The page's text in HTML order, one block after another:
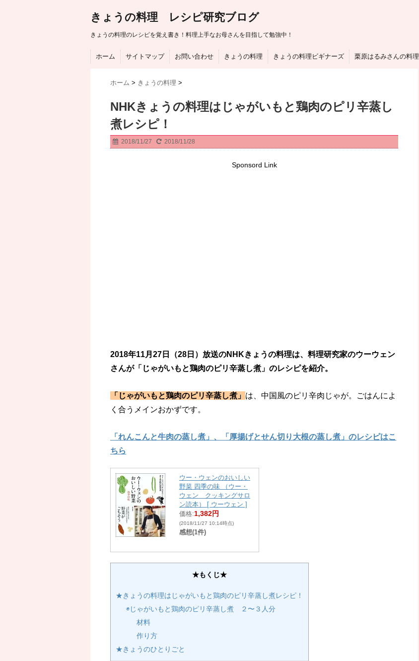
きょうの料理 レシピ研究ブログ
きょうの料理のレシピを覚え書き！料理上手なお母さんを目指して勉強中！
ホーム サイトマップ お問い合わせ きょうの料理 きょうの料理ビギナーズ 栗原はるみさんの料理
ホーム > きょうの料理 >
NHKきょうの料理はじゃがいもと鶏肉のピリ辛蒸し
煮レシピ！
2018/11/27 2018/11/28
Sponsord Link
2018年11月27日（28日）放送のNHKきょうの料理は、料理研究家のウーウェン
さんが「じゃがいもと鶏肉のピリ辛蒸し煮」のレシピを紹介。
「じゃがいもと鶏肉のピリ辛蒸し煮」 は、中国風のピリ辛肉じゃが。ごはんによ
く合うメインおかずです。
「れんこんと牛肉の蒸し煮」、「厚揚げとせん切り大根の蒸し煮」のレシピはこ
ちら
ウー・ウェンのおいしい
野菜 四季の味 （ウー・
ウェン クッキングサロ
ン読本） [ ウーウェン ]
価格:1,382円
(2018/11/27 10:14時点)
感想(1件)
★もくじ★
★きょうの料理はじゃがいもと鶏肉のピリ辛蒸し煮レシピ！
◉じゃがいもと鶏肉のピリ辛蒸し煮 ２〜３人分
材料
作り方
★きょうのひとりごと